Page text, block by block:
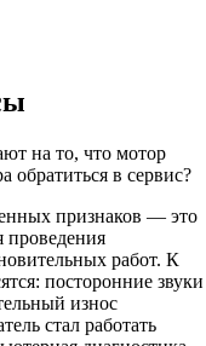
на то, что мотор
обратиться в сервис?
признаков — это
проведения
работ. К
посторонние звуки
износ
стал работать